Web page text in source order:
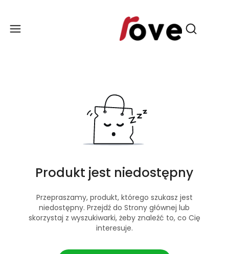
Otwórz
Produkt jest niedostępny
Przepraszamy, produkt, którego szukasz jest
niedostępny. Przejdź do Strony głównej lub
skorzystaj z wyszukiwarki, żeby znaleźć to, co Cię
interesuje.